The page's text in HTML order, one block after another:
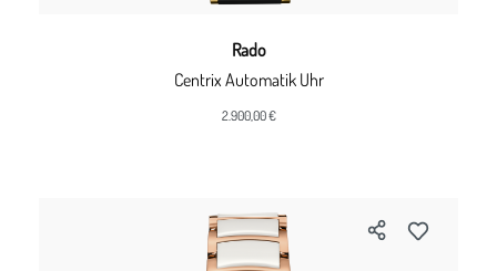
Rado
Centrix Automatik Uhr
2.900,00 €